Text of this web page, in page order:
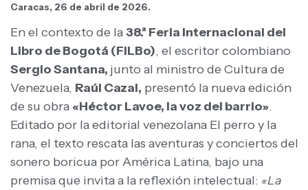
Caracas, 26 de abril de 2026.
En el contexto de la38.ª Feria Internacional del
Libro de Bogotá (FILBo), el escritor colombiano
Sergio Santana, junto al ministro de Cultura de
Venezuela, Raúl Cazal, presentó la nueva edición
de su obra «Héctor Lavoe, la voz del barrio».
Editado por la editorial venezolana El perro y la
rana, el texto rescata las aventuras y conciertos del
sonero boricua por América Latina, bajo una
premisa que invita a la reflexión intelectual: «La